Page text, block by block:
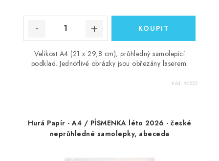
Velikost A4 (21 x 29,8 cm); průhledný samolepící
podklad. Jednotlivé obrázky jsou obřezány laserem.
Kód: 90855
Hurá Papír - A4 / PÍSMENKA léto 2026 - české
neprůhledné samolepky, abeceda